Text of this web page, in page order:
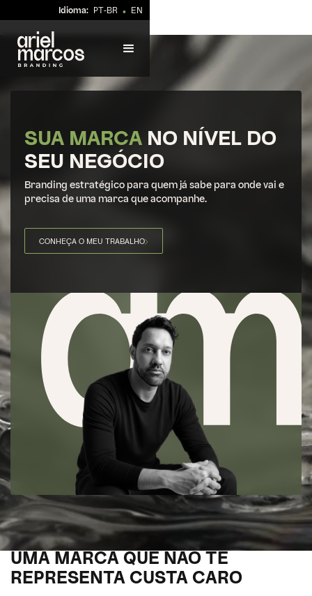
Idioma: PT-BR • EN
SUA MARCA NO NÍVEL DO
SEU NEGÓCIO
Branding estratégico para quem já sabe para onde vai e
precisa de uma marca que acompanhe.
CONHEÇA O MEU TRABALHO
UMA MARCA QUE NÃO TE
REPRESENTA CUSTA CARO